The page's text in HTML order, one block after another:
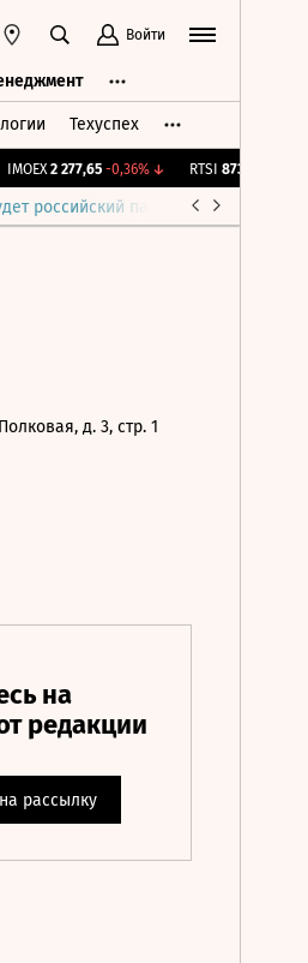
Войти
Техуспех
IMOEX 2 277,65 -0,36%↓ RTSI 873,25
российский парламент
д. 3, стр. 1